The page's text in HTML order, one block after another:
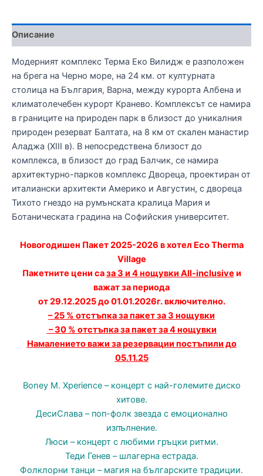
Описание
Модерният комплекс Терма Еко Вилидж е разположен
на брега на Черно море, на 24 км. от културната
столица на България, Варна, между курорта Албена и
климатолечебен курорт Кранево. Комплексът се намира
в границите на природен парк в близост до уникалния
природен резерват Балтата, на 8 км от скален манастир
Аладжа (XIII в). В непосредствена близост до
комплекса, в близост до град Балчик, се намира
архитектурно-парков комплекс Двореца, проектиран от
италиански архитекти Америко и Августин, с двореца
Тихото гнездо на румънската кралица Мария и
Ботаническата градина на Софийския университет.
Новогодишен Пакет 2025-2026 в хотел Eco Therma
Village
Пакетните цени саза 3 и 4 нощувки All-inclusive и
важат за периода
от 29.12.2025 до 01.01.2026г. включително.
– 25 % отстъпка за пакет за 3 нощувки
– 30 % отстъпка за пакет за 4 нощувки
Намалението важи за резервации постъпили до
05.11.25
Boney M. Xperience – концерт с най-големите диско
хитове.
ДесиСлава – поп-фолк звезда с емоционално
изпълнение.
Люси – концерт с любими гръцки ритми.
Теди Генев – шлагерна естрада.
Фолклорни танци – магия на българските традиции.